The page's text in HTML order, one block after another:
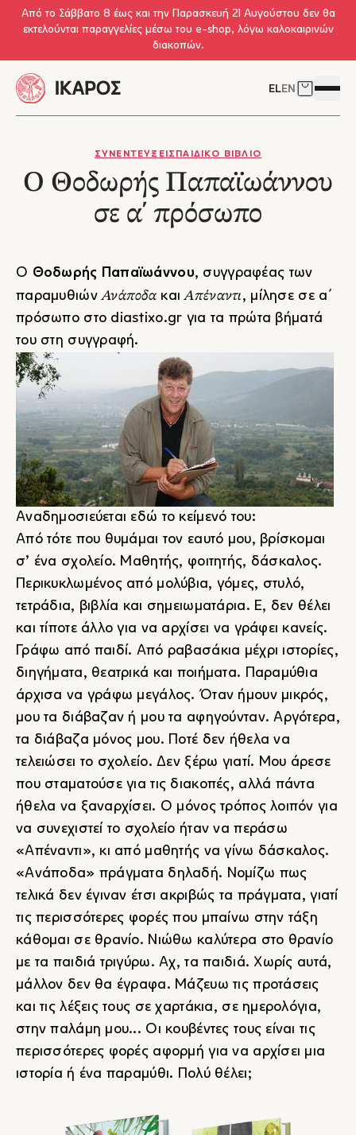
Skip to main content
Από το Σάββατο 8 έως και την Παρασκευή 21 Αυγούστου δεν θα
εκτελούνται παραγγελίες μέσω του e-shop, λόγω καλοκαιρινών
διακοπών.
ELEN Δείτε το
ΣΥΝΕΝΤΕΥΞΕΙΣ ΠΑΙΔΙΚΟ ΒΙΒΛΙΟ
Ο Θοδωρής Παπαϊωάννου
σε α΄ πρόσωπο
Ο Θοδωρής Παπαϊωάννου, συγγραφέας των
παραμυθιώνΑνάποδα καιΑπέναντι, μίλησε σε α΄
πρόσωπο στο diastixo.gr για τα πρώτα βήματά
του στη συγγραφή.
Αναδημοσιεύεται εδώ το κείμενό του:
Από τότε που θυμάμαι τον εαυτό μου, βρίσκομαι
σ’ ένα σχολείο. Μαθητής, φοιτητής, δάσκαλος.
Περικυκλωμένος από μολύβια, γόμες, στυλό,
τετράδια, βιβλία και σημειωματάρια. Ε, δεν θέλει
και τίποτε άλλο για να αρχίσει να γράφει κανείς.
Γράφω από παιδί. Από ραβασάκια μέχρι ιστορίες,
διηγήματα, θεατρικά και ποιήματα. Παραμύθια
άρχισα να γράφω μεγάλος. Όταν ήμουν μικρός,
μου τα διάβαζαν ή μου τα αφηγούνταν. Αργότερα,
τα διάβαζα μόνος μου. Ποτέ δεν ήθελα να
τελειώσει το σχολείο. Δεν ξέρω γιατί. Μου άρεσε
που σταματούσε για τις διακοπές, αλλά πάντα
ήθελα να ξαναρχίσει. Ο μόνος τρόπος λοιπόν για
να συνεχιστεί το σχολείο ήταν να περάσω
«Απέναντι», κι από μαθητής να γίνω δάσκαλος.
«Ανάποδα» πράγματα δηλαδή. Νομίζω πως
τελικά δεν έγιναν έτσι ακριβώς τα πράγματα, γιατί
τις περισσότερες φορές που μπαίνω στην τάξη
κάθομαι σε θρανίο. Νιώθω καλύτερα στο θρανίο
με τα παιδιά τριγύρω. Αχ, τα παιδιά. Χωρίς αυτά,
μάλλον δεν θα έγραφα. Μάζευω τις προτάσεις
και τις λέξεις τους σε χαρτάκια, σε ημερολόγια,
στην παλάμη μου... Οι κουβέντες τους είναι τις
περισσότερες φορές αφορμή για να αρχίσει μια
ιστορία ή ένα παραμύθι. Πολύ θέλει;